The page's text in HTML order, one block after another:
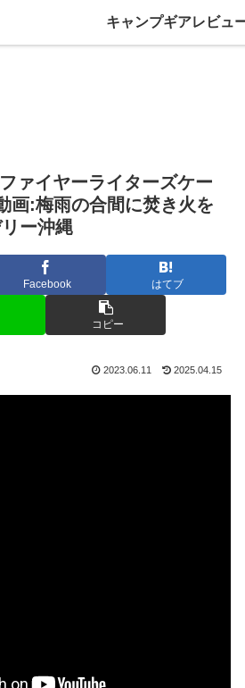
ァイヤーライターズケー
画:梅雨の合間に焚き火を
ー沖縄
Facebook はてブ
コピー
2023.06.11 2025.04.15
キャンプギアレビュ